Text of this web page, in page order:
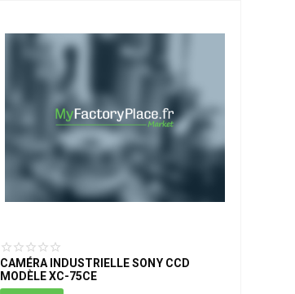
CAMÉRA INDUSTRIELLE SONY CCD
MODÈLE XC-75CE